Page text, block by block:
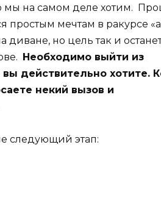
мы на самом деле хотим.
простым мечтам в ракурсе
но цель так и
Необходимо выйти из
действительно хотите.
некий вызов и
следующий этап: